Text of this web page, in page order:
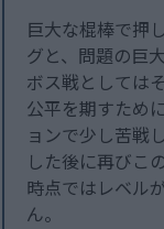
巨大な棍棒で押
グと、問題の巨
ボス戦としては
公平を期すため
ョンで少し苦戦
した後に再びこ
時点ではレベル
ん。